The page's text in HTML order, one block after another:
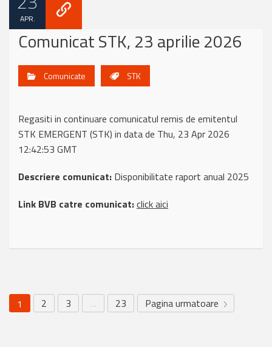
APR.
Comunicat STK, 23 aprilie 2026
Comunicate STK
Regasiti in continuare comunicatul remis de emitentul
STK EMERGENT (STK) in data de Thu, 23 Apr 2026
12:42:53 GMT
Descriere comunicat: Disponibilitate raport anual 2025
Link BVB catre comunicat:click aici
1 2 3 … 23 Pagina urmatoare